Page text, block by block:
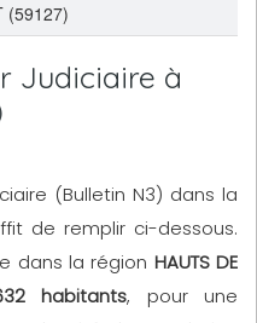
(59127)
Judiciaire à
(Bulletin N3) dans la
de remplir ci-dessous.
dans la région HAUTS DE
habitants, pour une